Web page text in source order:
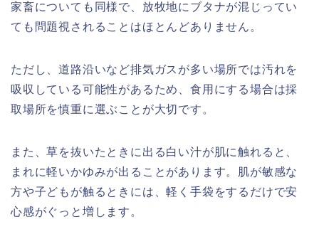
家畜についても同様で、放牧地にブタナが混じってい
ても問題視されることはほとんどありません。
ただし、道路沿いなど排気ガスが多い場所では汚れを
吸収している可能性があるため、食用にする場合は採
取場所を慎重に選ぶことが大切です。
また、草を抜いたときに出る白い汁が肌に触れると、
まれに軽いかゆみが出ることがあります。肌が敏感な
方や子どもが触るときには、軽く手袋をするだけで安
心感がぐっと増します。